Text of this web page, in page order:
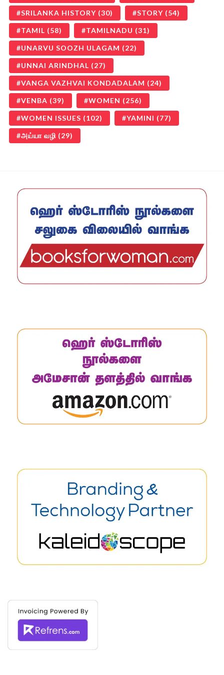
SRILANKA HISTORY (30) STORY (54)
TAMIL (58) TAMILNADU (31)
UNARVU SOOZH ULAGAM (22)
UNNAI ARINDHAL (27)
VANGA VAZHVAI KONDADALAM (24)
VENBA (39) WOMEN (256)
WOMEN ISSUES (102) YAMINI (77)
அய்யா வழி (29)